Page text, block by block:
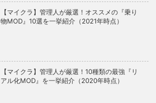
【マイクラ】管理人が厳選！オススメの『乗り
物MOD』10選を一挙紹介（2021年時点）
【マイクラ】管理人が厳選！10種類の最強『リ
アル化MOD』を一挙紹介（2020年時点）